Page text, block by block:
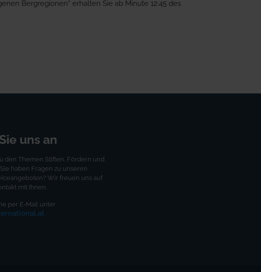
Bergregionen“ erhalten Sie ab Minute 12:45 des
uns an
den Themen Stiften, Fördern und
haben Fragen zu unseren
Wir freuen uns auf
mit Ihnen.
per E-Mail unter